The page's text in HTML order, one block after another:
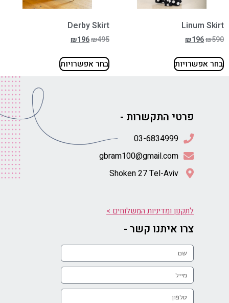
Linum Skirt
₪590
₪196
בחר אפשרויות
Derby Skirt
₪495
₪196
בחר אפשרויות
פרטי התקשרות -
gbram100@gmail.com
Shoken 27 Tel-Aviv
לתקנון ומדיניות המשלוחים >
צרו איתנו קשר -